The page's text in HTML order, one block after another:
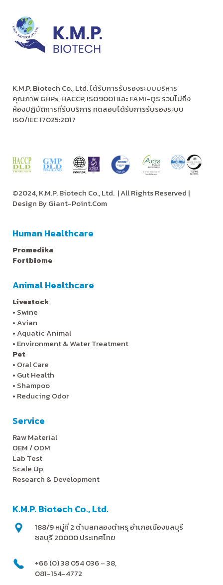
K.M.P. Biotech Co., Ltd. ได้รับการรับรองระบบบริหาร
คุณภาพ GHPs, HACCP, ISO9001 และ FAMI-QS รวมไปถึง
ห้องปฏิบัติการที่รับบริการ ทดสอบได้รับการรับรองระบบ
ISO/IEC 17025:2017
©2024, K.M.P. Biotech Co., Ltd. | All Rights Reserved |
Design ByGiant-Point.Com
Human Healthcare
Promedika
Fortbiome
Animal Healthcare
Livestock
• Swine
•Avian
•Aquatic Animal
• Environment & Water Treatment
Pet
• Oral Care
• Gut Health
• Shampoo
• Reducing Odor
Service
Raw Material
OEM / ODM
Lab Test
Scale Up
Research & Development
K.M.P. Biotech Co., Ltd.
188/9 หมู่ที่ 2 ตำบลคลองตำหรุ อำเภอเมืองชลบุรี
ชลบุรี 20000 ประเทศไทย
+66 (0) 38 054 036 – 38,
081-154-4772